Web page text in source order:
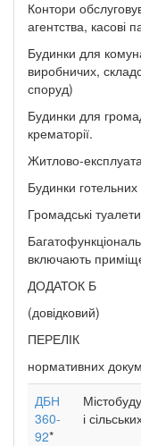
Контори
агентства, касові
Будинки для
виробничих,
споруд)
Будинки для
крематорії.
Житлово-
Будинки готельних
Громадські
включають
ДОДАТОК Б
(довідковий)
ПЕРЕЛІК
нормативних
ДБН
360-
92*
і